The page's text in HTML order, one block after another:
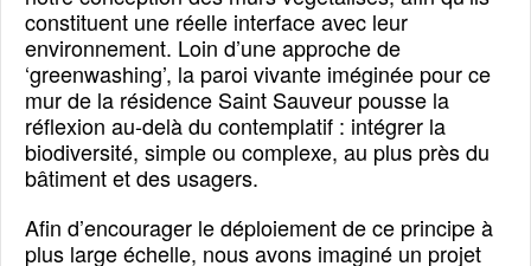
constituent une réelle interface avec leur
environnement. Loin d’une approche de
‘greenwashing’, la paroi vivante iméginée pour ce
mur de la résidence Saint Sauveur pousse la
réflexion au-delà du contemplatif : intégrer la
biodiversité, simple ou complexe, au plus près du
bâtiment et des usagers.
Afin d’encourager le déploiement de ce principe à
plus large échelle, nous avons imaginé un projet